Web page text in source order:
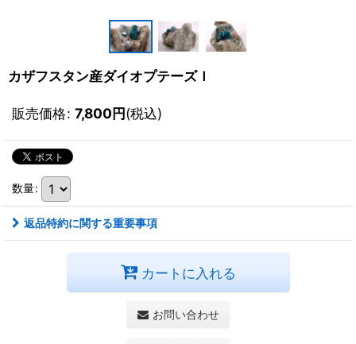
カザフスタン産ダイオプテーズＩ
販売価格: 7,800円(税込)
数量:
返品特約に関する重要事項
カートに入れる
お問い合わせ